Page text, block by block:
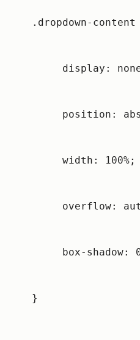
.dropdown-
display:
position:
width: 100%;
overflow:
box-shadow:
}